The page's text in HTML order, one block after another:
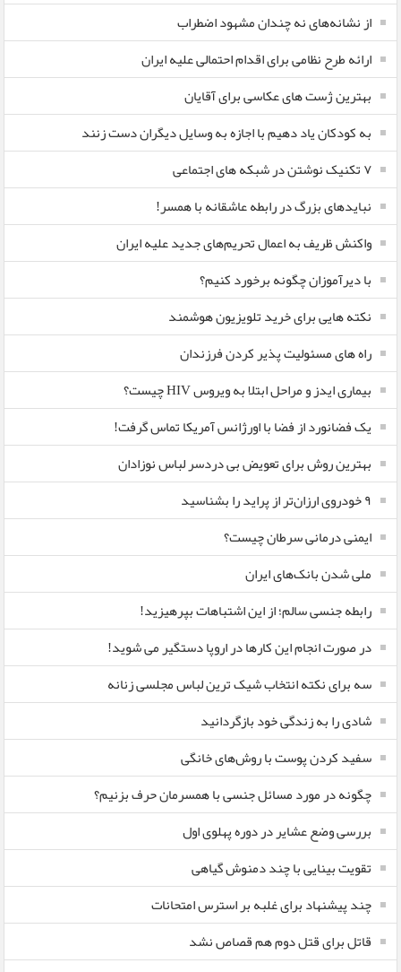
از نشانه‌های نه چندان مشهود اضطراب
ارائه طرح نظامی برای اقدام احتمالی علیه ایران
بهترین ژست های عکاسی برای آقایان
به کودکان یاد دهیم با اجازه به وسایل دیگران دست زنند
۷ تکنیک نوشتن در شبکه های اجتماعی
نبایدهای بزرگ در رابطه عاشقانه با همسر!
واکنش ظریف به اعمال تحریم‌های جدید علیه ایران
با دیرآموزان چگونه برخورد کنیم؟
نکته هایی برای خرید تلویزیون هوشمند
راه های مسئولیت پذیر کردن فرزندان
بیماری ایدز و مراحل ابتلا به ویروس HIV چیست؟
یک فضانورد از فضا با اورژانس آمریکا تماس گرفت!
بهترین روش برای تعویض بی دردسر لباس نوزادان
٩ خودروی ارزان‌تر از پراید را بشناسید
ایمنی درمانی سرطان چیست؟
ملی شدن بانک‌های ایران
رابطه جنسی سالم؛ از این اشتباهات بپرهیزید!
در صورت انجام این کارها در اروپا دستگیر می شوید!
سه برای نکته انتخاب شیک ترین لباس مجلسی زنانه
شادی را به زندگی خود بازگردانید
سفید کردن پوست با روش‌های خانگی
چگونه در مورد مسائل جنسی با همسرمان حرف بزنیم؟
بررسی وضع عشایر در دوره پهلوی اول
تقویت بینایی با چند دمنوش گیاهی
چند پیشنهاد برای غلبه بر استرس امتحانات
قاتل برای قتل دوم هم قصاص نشد